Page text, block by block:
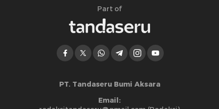
Part of
PT. Tandaseru Bumi Aksara
Email: